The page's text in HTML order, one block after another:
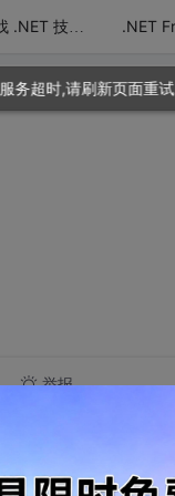
寻找 .NET 技术达人
举报
服务超时,请刷新页面重试